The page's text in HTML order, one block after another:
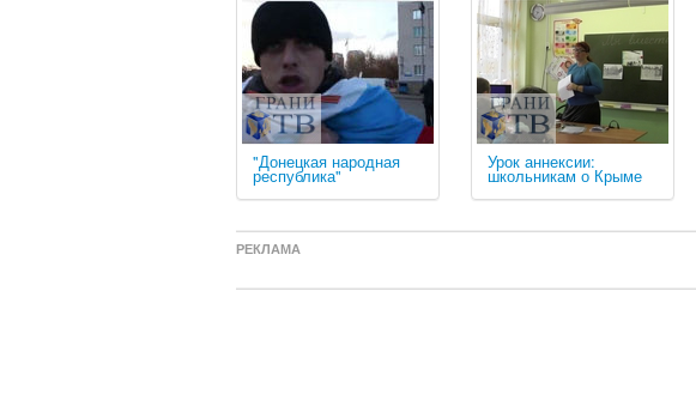
"Донецкая народная
республика"
Урок аннексии:
школьникам о Крыме
РЕКЛАМА